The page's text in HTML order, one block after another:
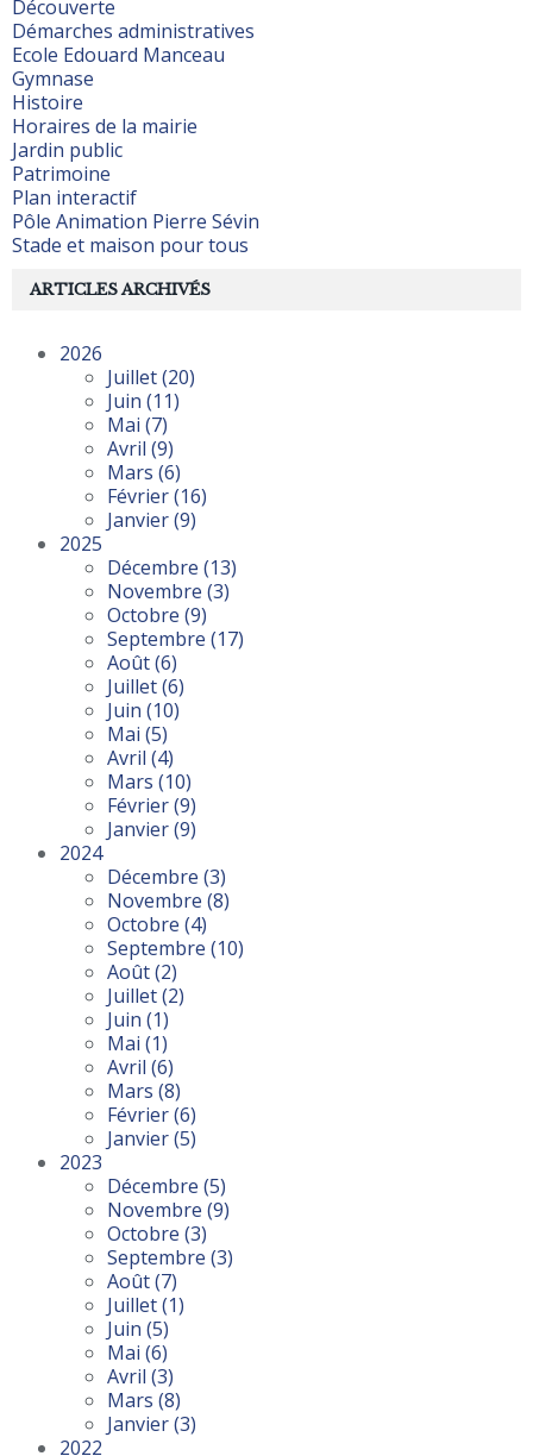
Découverte
Démarches administratives
Ecole Edouard Manceau
Gymnase
Histoire
Horaires de la mairie
Jardin public
Patrimoine
Plan interactif
Pôle Animation Pierre Sévin
Stade et maison pour tous
ARTICLES ARCHIVÉS
2026
Juillet(20)
Juin (11)
Mai (7)
Avril (9)
Mars (6)
Février(16)
Janvier(9)
2025
Décembre (13)
Novembre (3)
Octobre (9)
Septembre (17)
Août(6)
Juillet(6)
Juin (10)
Mai (5)
Avril (4)
Mars (10)
Février(9)
Janvier(9)
2024
Décembre (3)
Novembre (8)
Octobre (4)
Septembre (10)
Août(2)
Juillet(2)
Juin (1)
Mai (1)
Avril (6)
Mars (8)
Février(6)
Janvier(5)
2023
Décembre (5)
Novembre (9)
Octobre (3)
Septembre (3)
Août(7)
Juillet(1)
Juin (5)
Mai (6)
Avril (3)
Mars (8)
Janvier(3)
2022